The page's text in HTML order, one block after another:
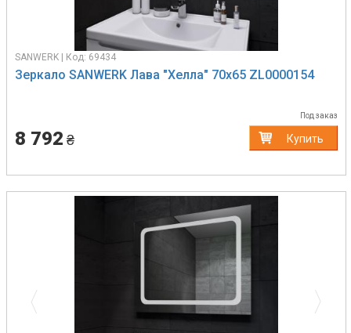
SANWERK | Код: 69434
Зеркало SANWERK Лава "Хелла" 70х65 ZL0000154
Под заказ
8 792 ₴ Купить